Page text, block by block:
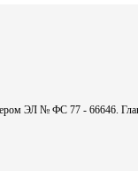
ЭЛ № ФС 77 - 66646.